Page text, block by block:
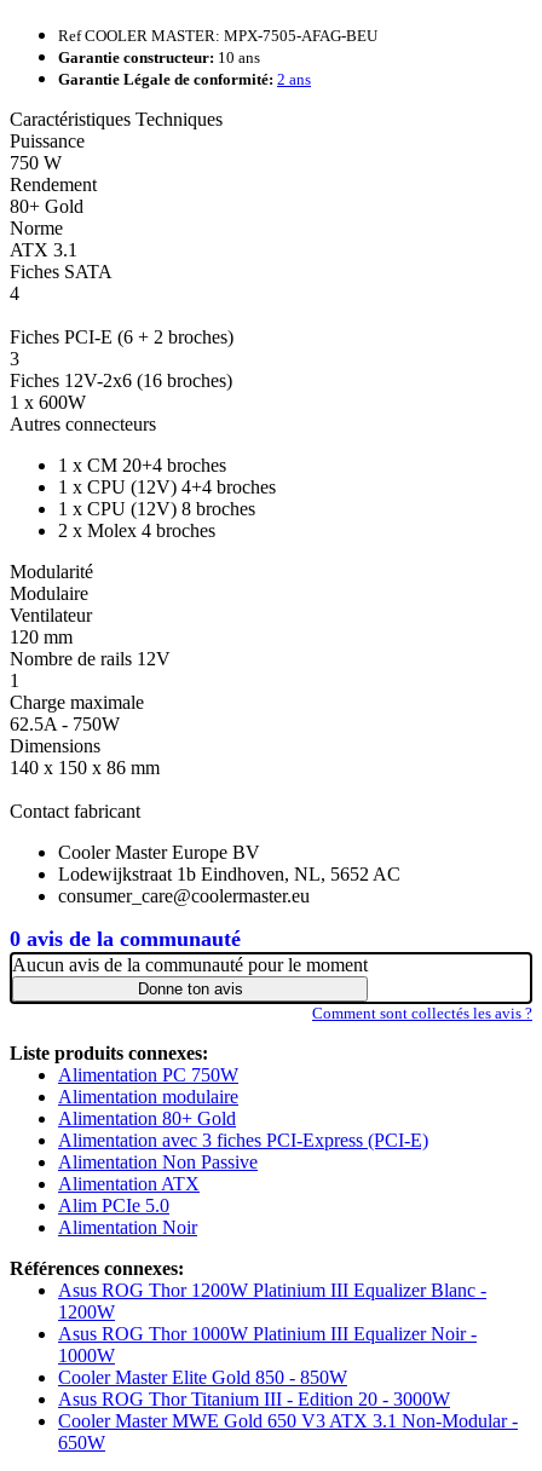
0 avis de la communauté
Ref COOLER MASTER: MPX-7505-AFAG-BEU
Garantie constructeur: 10 ans
Garantie Légale de conformité: 2 ans
Caractéristiques Techniques
Puissance
750 W
Rendement
80+ Gold
Norme
ATX 3.1
Fiches SATA
4
Fiches PCI-E (6 + 2 broches)
3
Fiches 12V-2x6 (16 broches)
1 x 600W
Autres connecteurs
1 x CM 20+4 broches
1 x CPU (12V) 4+4 broches
1 x CPU (12V) 8 broches
2 x Molex 4 broches
Modularité
Modulaire
Ventilateur
120 mm
Nombre de rails 12V
1
Charge maximale
62.5A - 750W
Dimensions
140 x 150 x 86 mm
Contact fabricant
Cooler Master Europe BV
Lodewijkstraat 1b Eindhoven, NL, 5652 AC
consumer_care@coolermaster.eu
Aucun avis de la communauté pour le moment
Donne ton avis
Comment sont collectés les avis ?
Liste produits connexes:
Alimentation PC 750W
Alimentation modulaire
Alimentation 80+ Gold
Alimentation avec 3 fiches PCI-Express (PCI-E)
Alimentation Non Passive
Alimentation ATX
Alim PCIe 5.0
Alimentation Noir
Références connexes:
Asus ROG Thor 1200W Platinium III Equalizer Blanc -
1200W
Asus ROG Thor 1000W Platinium III Equalizer Noir -
1000W
Cooler Master Elite Gold 850 - 850W
Asus ROG Thor Titanium III - Edition 20 - 3000W
Cooler Master MWE Gold 650 V3 ATX 3.1 Non-Modular -
650W